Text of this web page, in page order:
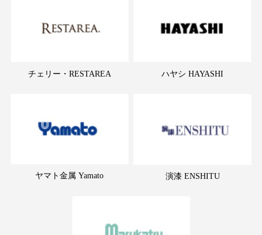
チェリー・RESTAREA ハヤシ HAYASHI
ヤマト金属 Yamato 演漆 ENSHITU